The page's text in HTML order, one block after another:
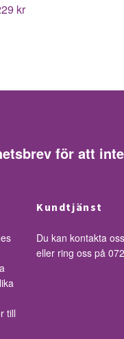
kr
för att
till
Kundtjänst
Du kan kontakta
eller ring oss på